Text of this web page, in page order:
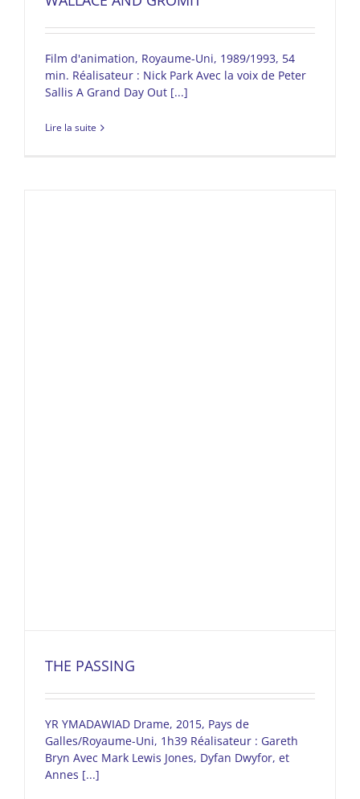
Film d'animation, Royaume-Uni, 1989/1993, 54
min. Réalisateur : Nick Park Avec la voix de Peter
Sallis A Grand Day Out [...]
Lire la suite
THE PASSING
YR YMADAWIAD Drame, 2015, Pays de
Galles/Royaume-Uni, 1h39 Réalisateur : Gareth
Bryn Avec Mark Lewis Jones, Dyfan Dwyfor, et
Annes [...]